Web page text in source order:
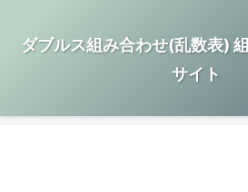
ダブルス組み合わせ(乱数表)
サイト